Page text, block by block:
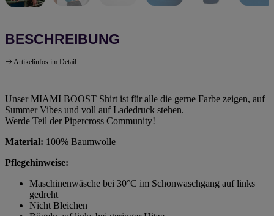
BESCHREIBUNG
Artikelinfos im Detail
Unser MIAMI BOOST Shirt ist für alle die gerne Farbe zeigen, auf
Summer Vibes und voll auf Ladedruck stehen.
Werde Teil der Pipercross Community!
Material: 100% Baumwolle
Pflegehinweise:
Maschinenwäsche bei 30°C im Schonwaschgang auf links
gedreht
Nicht Bleichen